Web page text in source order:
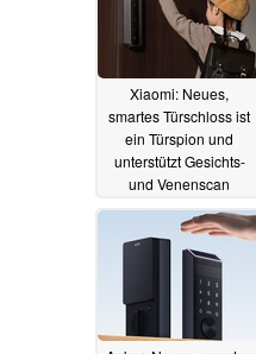
Xiaomi: Neues,
smartes Türschloss ist
ein Türspion und
unterstützt Gesichts-
und Venenscan
04.11.2025